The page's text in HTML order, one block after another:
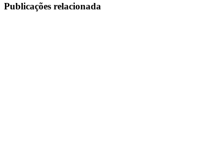
Publicações relacionada